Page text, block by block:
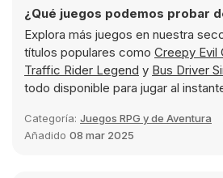
¿Qué juegos podemos probar
Explora más juegos en nuestra
títulos populares como Creepy Evil
Traffic Rider Legend y Bus Driver
todo disponible para jugar al
Categoría: Juegos RPG y de Aventura
Añadido 08 mar 2025